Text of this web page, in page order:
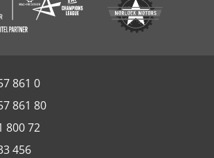
861 0
861 80
800 72
456